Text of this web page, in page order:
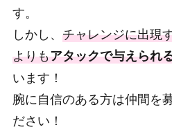
す。
しかし、 チャレンジに出現
よりもアタックで与えられ
います！
腕に自信のある方は仲間を
ださい！